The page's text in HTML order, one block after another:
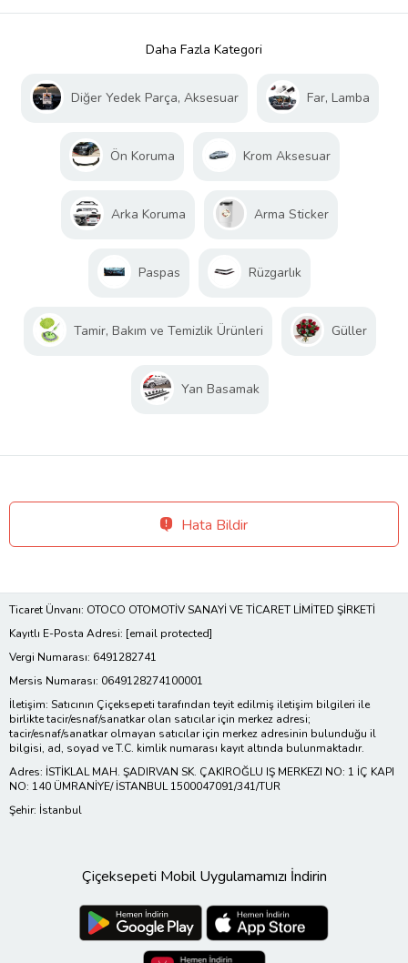
Daha Fazla Kategori
Diğer Yedek Parça, Aksesuar Far, Lamba
Ön Koruma Krom Aksesuar
Arka Koruma Arma Sticker
Paspas Rüzgarlık
Tamir, Bakım ve Temizlik Ürünleri Güller
Yan Basamak
Hata Bildir
Ticaret Ünvanı: OTOCO OTOMOTİV SANAYİ VE TİCARET LİMİTED ŞİRKETİ
Kayıtlı E-Posta Adresi: [email protected]
Vergi Numarası: 6491282741
Mersis Numarası: 0649128274100001
İletişim: Satıcının Çiçeksepeti tarafından teyit edilmiş iletişim bilgileri ile
birlikte tacir/esnaf/sanatkar olan satıcılar için merkez adresi;
tacir/esnaf/sanatkar olmayan satıcılar için merkez adresinin bulunduğu il
bilgisi, ad, soyad ve T.C. kimlik numarası kayıt altında bulunmaktadır.
Adres: İSTİKLAL MAH. ŞADIRVAN SK. ÇAKIROĞLU IŞ MERKEZI NO: 1 İÇ KAPI
NO: 140 ÜMRANİYE/ İSTANBUL 1500047091/341/TUR
Şehir: İstanbul
Çiçeksepeti Mobil Uygulamamızı İndirin